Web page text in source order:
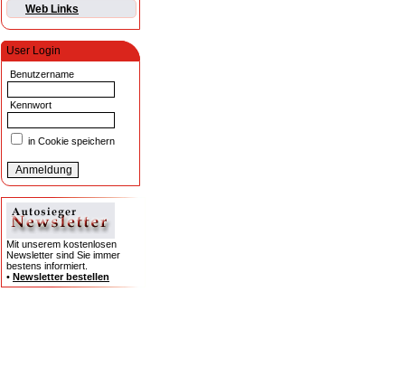
Web Links
User Login
Benutzername
Kennwort
in Cookie speichern
Mit unserem kostenlosen
Newsletter sind Sie immer
bestens informiert.
• Newsletter bestellen